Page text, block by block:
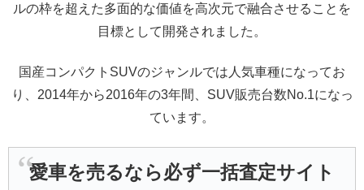
ルの枠を超えた多面的な価値を高次元で融合させることを
目標として開発されました。
国産コンパクトSUVのジャンルでは人気車種になってお
り、2014年から2016年の3年間、SUV販売台数No.1になっ
ています。
愛車を売るなら必ず一括査定サイト